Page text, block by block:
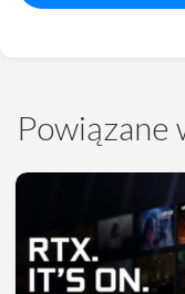
Powiązane